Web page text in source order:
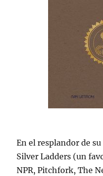
En el resplandor de
Silver Ladders (un
NPR, Pitchfork, The